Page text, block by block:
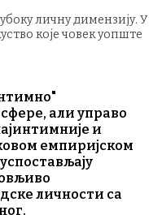
личну димензију. У
које човек уопште
али управо
и
емпиријском
личности са